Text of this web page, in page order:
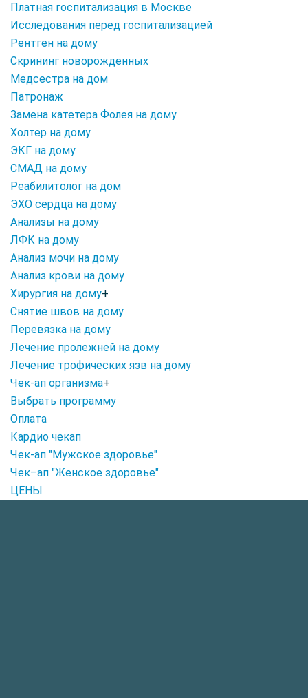
Платная госпитализация в Москве
Исследования перед госпитализацией
Рентген на дому
Скрининг новорожденных
Медсестра на дом
Патронаж
Замена катетера Фолея на дому
Холтер на дому
ЭКГ на дому
СМАД на дому
Реабилитолог на дом
ЭХО сердца на дому
Анализы на дому
ЛФК на дому
Анализ мочи на дому
Анализ крови на дому
Хирургия на дому+
Снятие швов на дому
Перевязка на дому
Лечение пролежней на дому
Лечение трофических язв на дому
Чек-ап организма+
Выбрать программу
Оплата
Кардио чекап
Чек-ап "Мужское здоровье"
Чек–ап "Женское здоровье"
ЦЕНЫ